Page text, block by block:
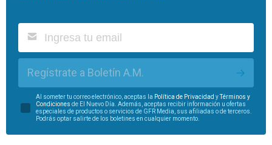
Regístrate a Boletín A.M.
Al someter tu correo electrónico, aceptas la Política de Privacidad yTérminos y
Condiciones de El Nuevo Día. Además, aceptas recibir información u ofertas
especiales de productos o servicios de GFR Media, sus afiliadas o de terceros.
Podrás optar salirte de los boletines en cualquier momento.